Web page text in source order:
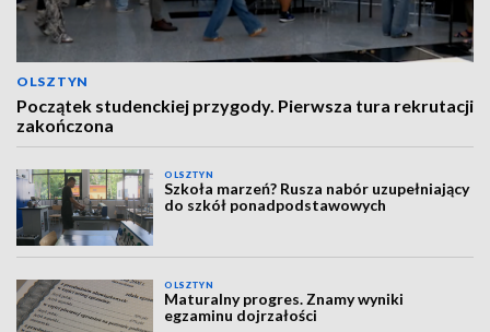
OLSZTYN
Początek studenckiej przygody. Pierwsza tura rekrutacji
zakończona
OLSZTYN
Szkoła marzeń? Rusza nabór uzupełniający
do szkół ponadpodstawowych
OLSZTYN
Maturalny progres. Znamy wyniki
egzaminu dojrzałości